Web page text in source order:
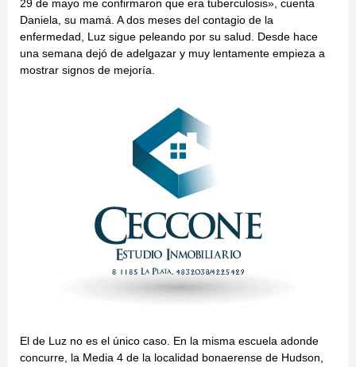
29 de mayo me confirmaron que era tuberculosis», cuenta
Daniela, su mamá. A dos meses del contagio de la
enfermedad, Luz sigue peleando por su salud. Desde hace
una semana dejó de adelgazar y muy lentamente empieza a
mostrar signos de mejoría.
El de Luz no es el único caso. En la misma escuela adonde
concurre, la Media 4 de la localidad bonaerense de Hudson,